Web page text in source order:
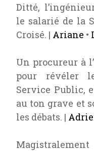
Ditté,
le salarié de la
Croisé. | Ariane •
Un procureur à
pour révéler
Service Public,
au ton grave et
les débats. |